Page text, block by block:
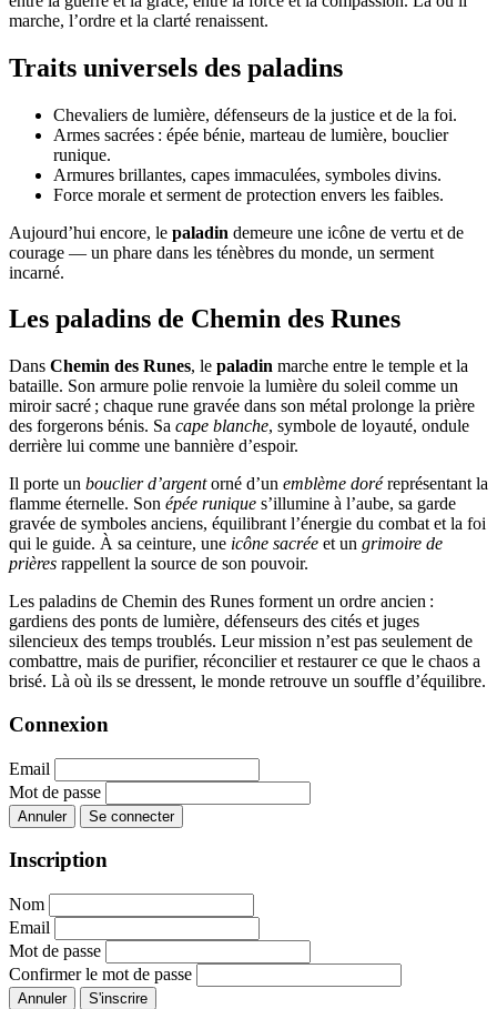
marche, l’ordre et la clarté renaissent.
Traits universels des paladins
Chevaliers de lumière, défenseurs de la justice et de la foi.
Armes sacrées : épée bénie, marteau de lumière, bouclier
runique.
Armures brillantes, capes immaculées, symboles divins.
Force morale et serment de protection envers les faibles.
Aujourd’hui encore, le paladin demeure une icône de vertu et de
courage — un phare dans les ténèbres du monde, un serment
incarné.
Les paladins de Chemin des Runes
Dans Chemin des Runes, le paladin marche entre le temple et la
bataille. Son armure polie renvoie la lumière du soleil comme un
miroir sacré ; chaque rune gravée dans son métal prolonge la prière
des forgerons bénis. Sa cape blanche, symbole de loyauté, ondule
derrière lui comme une bannière d’espoir.
Il porte un bouclier d’argentorné d’un emblème doréreprésentant la
flamme éternelle. Son épée runique s’illumine à l’aube, sa garde
gravée de symboles anciens, équilibrant l’énergie du combat et la foi
qui le guide. À sa ceinture, une icône sacrée et un grimoire de
prières rappellent la source de son pouvoir.
Les paladins de Chemin des Runes forment un ordre ancien :
gardiens des ponts de lumière, défenseurs des cités et juges
silencieux des temps troublés. Leur mission n’est pas seulement de
combattre, mais de purifier, réconcilier et restaurer ce que le chaos a
brisé. Là où ils se dressent, le monde retrouve un souffle d’équilibre.
Connexion
Email
Mot de passe
Annuler Se connecter
Inscription
Nom
Email
Mot de passe
Confirmer le mot de passe
Annuler S'inscrire